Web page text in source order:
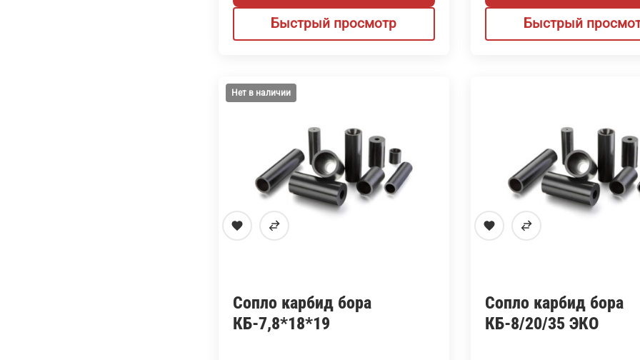
Быстрый просмотр Быстрый
Нет в наличии
Сопло карбид бора
КБ-7,8*18*19
Сопло карбид бора
КБ-8/20/35 ЭКО